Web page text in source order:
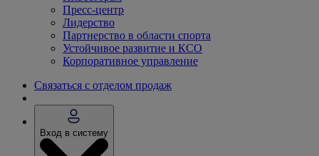
Пресс-центр
Лидерство
Партнерство в области спорта
Устойчивое развитие и КСО
Корпоративное управление
Связаться с отделом продаж
Вход в систему